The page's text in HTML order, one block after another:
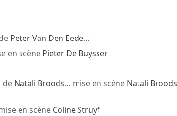
Peter Van Den Eede…
en scène Pieter De Buysser
Natali Broods… mise en scène Natali Broods
en scène Coline Struyf